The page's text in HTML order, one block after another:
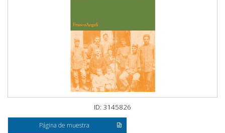
ID: 3145826
Página de muestra